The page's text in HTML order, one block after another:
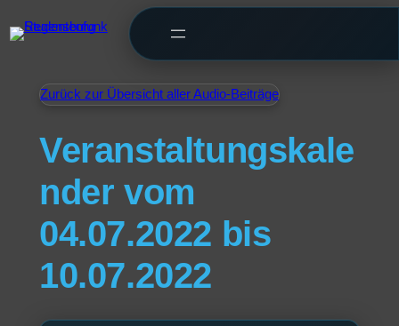
Zurück zur Übersicht aller Audio-Beiträge
Veranstaltungskale
nder vom
04.07.2022 bis
10.07.2022